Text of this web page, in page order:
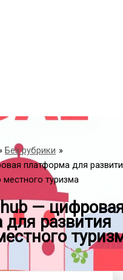
Без рубрики
платформа для
местного туризма
—
развития